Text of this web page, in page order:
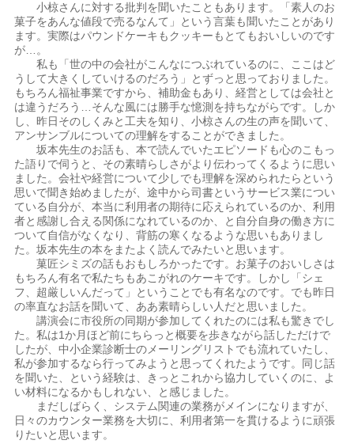
小椋さんに対する批判を聞いたこともあります。「素人のお
菓子をあんな値段で売るなんて」という言葉も聞いたことがあり
ます。実際はパウンドケーキもクッキーもとてもおいしいのです
が…。
私も「世の中の会社がこんなにつぶれているのに、ここはど
うして大きくしていけるのだろう」とずっと思っておりました。
もちろん福祉事業ですから、補助金もあり、経営としては会社と
は違うだろう…そんな風には勝手な憶測を持ちながらです。しか
し、昨日そのしくみと工夫を知り、小椋さんの生の声を聞いて、
アンサンブルについての理解をすることができました。
坂本先生のお話も、本で読んでいたエピソードも心のこもっ
た語りで伺うと、その素晴らしさがより伝わってくるように思い
ました。会社や経営について少しでも理解を深められたらという
思いで聞き始めましたが、途中から司書というサービス業につい
ている自分が、本当に利用者の期待に応えられているのか、利用
者と感謝し合える関係になれているのか、と自分自身の働き方に
ついて自信がなくなり、背筋の寒くなるような思いもありまし
た。坂本先生の本をまたよく読んでみたいと思います。
菓匠シミズの話もおもしろかったです。お菓子のおいしさは
もちろん有名で私たちもあこがれのケーキです。しかし「シェ
フ、超厳しいんだって」ということでも有名なのです。でも昨日
の率直なお話を聞いて、ああ素晴らしい人だと思いました。
講演会に市役所の同期が参加してくれたのには私も驚きでし
た。私は1か月ほど前にちらっと概要を歩きながら話しただけで
したが、中小企業診断士のメーリングリストでも流れていたし、
私が参加するなら行ってみようと思ってくれたようです。同じ話
を聞いた、という経験は、きっとこれから協力していくのに、よ
い材料になるかもしれない、と感じました。
まだしばらく、システム関連の業務がメインになりますが、
日々のカウンター業務を大切に、利用者第一を貫けるように頑張
りたいと思います。